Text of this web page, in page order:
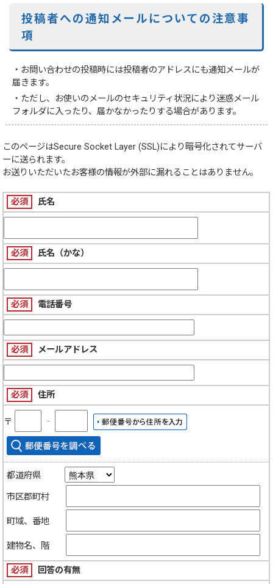
投稿者への通知メールについての注意事
項
・お問い合わせの投稿時には投稿者のアドレスにも通知メールが
届きます。
・ただし、お使いのメールのセキュリティ状況により迷惑メール
フォルダに入ったり、届かなかったりする場合があります。
このページはSecure Socket Layer (SSL)により暗号化されてサーバ
ーに送られます。
お送りいただいたお客様の情報が外部に漏れることはありません。
必須 氏名
必須 氏名（かな）
必須 電話番号
必須 メールアドレス
必須 住所
〒 ‐
都道府県
市区郡町村
町域、番地
建物名、階
必須
回答の有無